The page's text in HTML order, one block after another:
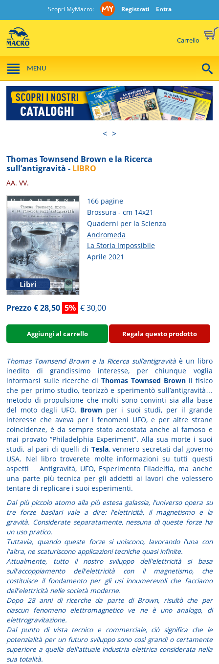
Scopri MyMacro: Registrati Entra
Carrello
MENU
< >
Thomas Townsend Brown e la Ricerca
sull’antigravità - LIBRO
AA. VV.
Libri
166 pagine
Brossura - cm 14x21
Quaderni per la Scienza
Andromeda
La Storia Impossibile
Aprile 2021
Prezzo € 28,50 5% € 30,00
Aggiungi al carrello Regala questo prodotto
Thomas Townsend Brown e la Ricerca sull’antigravitàè un libro
inedito di grandissimo interesse, per chiunque voglia
informarsi sulle ricerche di Thomas Townsed Brownil fisico
che per primo studio, teorizzò e sperimentò sull’antigravità…
metodo di propulsione che molti sono convinti sia alla base
del moto degli UFO. Brown per i suoi studi, per il grande
interesse che aveva per i fenomeni UFO, e per altre strane
coincidenze, è da sempre stato accostata anche al famoso e
mai provato “Philadelphia Experiment”. Alla sua morte i suoi
studi, al pari di quelli di Tesla, vennero secretati dal governo
USA. Nel libro troverete molte informazioni su tutti questi
aspetti… Antigravità, UFO, Esperimento Filadelfia, ma anche
una parte più tecnica per gli addetti ai lavori che volessero
tentare di replicare i suoi esperimenti.
Dal più piccolo atomo alla più estesa galassia, l'universo opera su
tre forze basilari vale a dire: l'elettricità, il magnetismo e la
gravità. Considerate separatamente, nessuna di queste forze ha
un uso pratico.
Tuttavia, quando queste forze si uniscono, lavorando l'una con
l'altra, ne scaturiscono applicazioni tecniche quasi infinite.
Attualmente, tutto il nostro sviluppo dell'elettricità si basa
sull'accoppiamento dell'elettricità con il magnetismo, che
costituisce il fondamento per gli usi innumerevoli che facciamo
dell'elettricità nelle società moderne.
Dopo 28 anni di ricerche da parte di Brown, risultò che per
ciascun fenomeno elettromagnetico ve ne è uno analogo, di
elettrogravitazione.
Dal punto di vista tecnico e commerciale, ciò significa che le
potenzialità per un futuro sviluppo sono così grandi o certamente
superiore a quella dell'attuale industria elettrica considerata nella
sua totalità.